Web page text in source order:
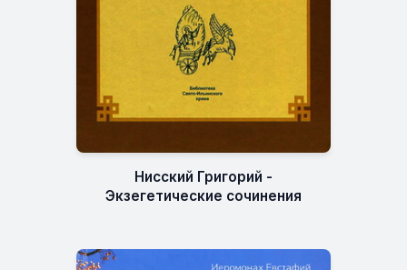
Нисский Григорий -
Экзегетические сочинения